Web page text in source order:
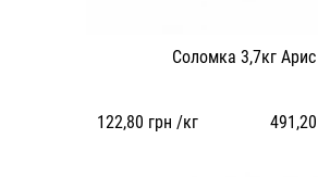
Соломка 3,7кг Арис
122,80 грн /кг 491,20